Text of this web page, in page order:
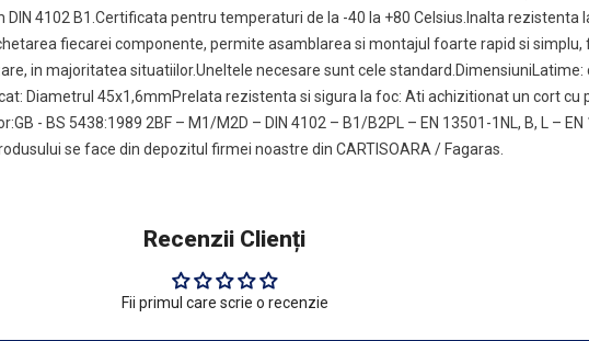
4102 B1.Certificata pentru temperaturi de la -40 la +80 Celsius.Inalta rezistenta
fiecarei componente, permite asamblarea si montajul foarte rapid si simplu,
in majoritatea situatiilor.Uneltele necesare sunt cele standard.DimensiuniLatime:
Diametrul 45x1,6mmPrelata rezistenta si sigura la foc: Ati achizitionat un cort cu
- BS 5438:1989 2BF – M1/M2D – DIN 4102 – B1/B2PL – EN 13501-1NL, B, L – EN
se face din depozitul firmei noastre din CARTISOARA / Fagaras.
Recenzii Clienți
Fii primul care scrie o recenzie